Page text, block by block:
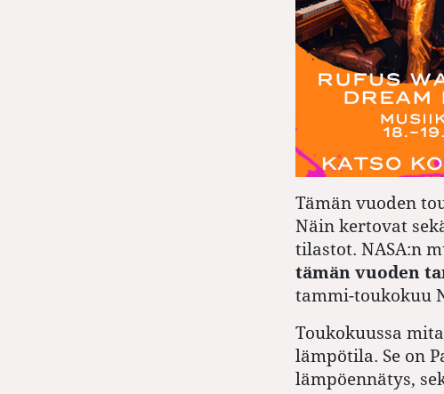
Tämän vuoden
Näin kertovat
tilastot. NASA:n
tämän vuoden
tammi-toukokuu
Toukokuussa
lämpötila. Se on
lämpöennätys,